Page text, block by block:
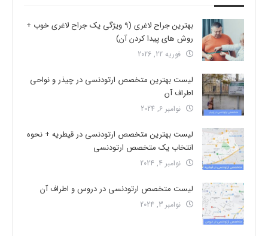
بهترین جراح لاغری (9 ویژگی یک جراح لاغری خوب +
روش های پیدا کردن آن)
فوریه 22, 2026
لیست بهترین متخصص ارتودنسی در چیذر و نواحی
اطراف آن
نوامبر 6, 2024
لیست بهترین متخصص ارتودنسی در قیطریه + نحوه
انتخاب یک متخصص ارتودنسی
نوامبر 4, 2024
لیست متخصص ارتودنسی در دروس و اطراف آن
نوامبر 3, 2024